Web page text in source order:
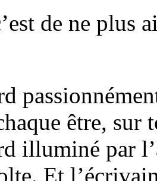
de ne plus
être, sur
illuminé par
Et